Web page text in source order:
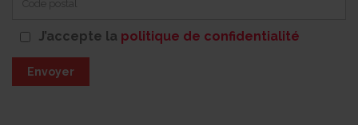
J’accepte la politique de confidentialité
Envoyer